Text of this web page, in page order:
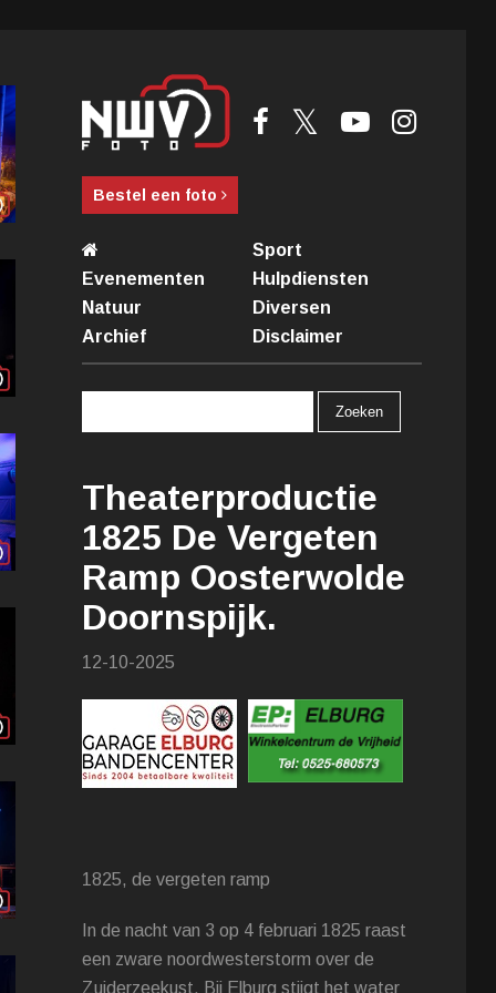
Bestel een foto
Sport
Evenementen
Hulpdiensten
Natuur
Diversen
Archief
Disclaimer
Theaterproductie
1825 De Vergeten
Ramp Oosterwolde
Doornspijk.
12-10-2025
1825, de vergeten ramp
In de nacht van 3 op 4 februari 1825 raast
een zware noordwesterstorm over de
Zuiderzeekust. Bij Elburg stijgt het water